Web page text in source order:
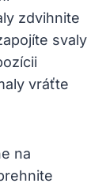
zdvihnite
svaly
vráťte
na